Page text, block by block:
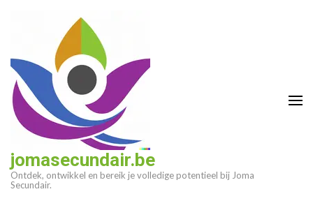
(druk
enter)
jomasecundair.be
Ontdek, ontwikkel en bereik je volledige potentieel bij Joma
Secundair.